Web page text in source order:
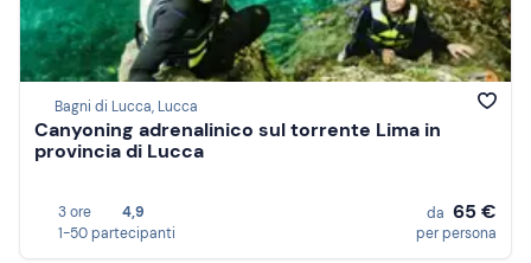
Bagni di Lucca, Lucca
Canyoning adrenalinico sul torrente Lima in
provincia di Lucca
3 ore
4,9
1-50 partecipanti
da 65 €
per persona